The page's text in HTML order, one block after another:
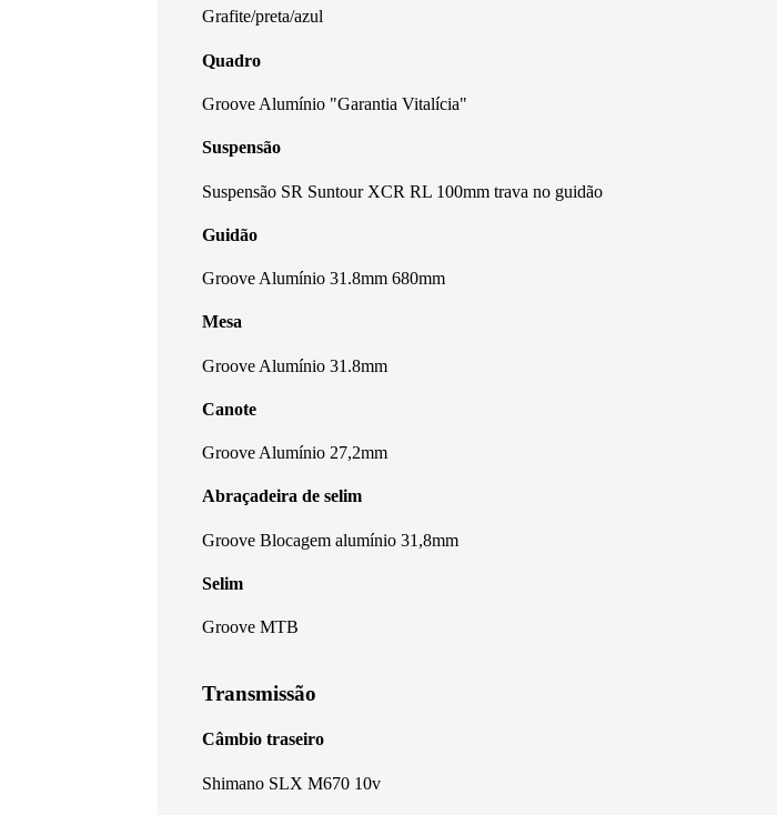
Grafite/preta/azul
Quadro
Groove Alumínio "Garantia Vitalícia"
Suspensão
Suspensão SR Suntour XCR RL 100mm trava no guidão
Guidão
Groove Alumínio 31.8mm 680mm
Mesa
Groove Alumínio 31.8mm
Canote
Groove Alumínio 27,2mm
Abraçadeira de selim
Groove Blocagem alumínio 31,8mm
Selim
Groove MTB
Transmissão
Câmbio traseiro
Shimano SLX M670 10v